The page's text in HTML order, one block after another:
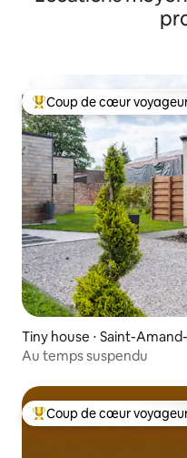
Coups de cœur
Coup de cœur
Tiny house ⋅ Saint-
Au temps suspendu
Coups de cœur voyageurs
Coup de cœur